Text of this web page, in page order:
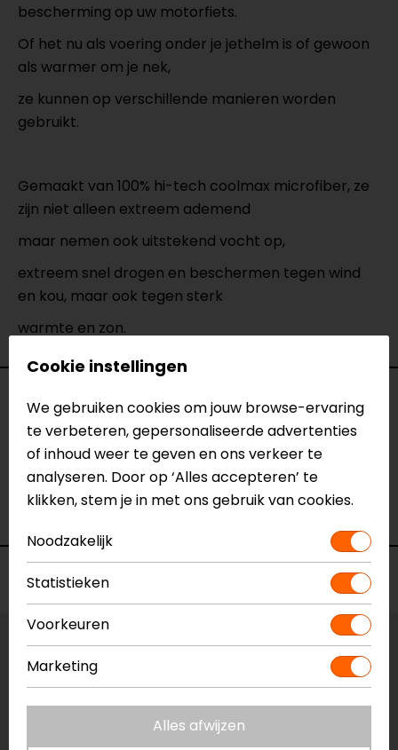
bescherming op uw motorfiets.
Of het nu als voering onder je jethelm is of gewoon
als warmer om je nek,
ze kunnen op verschillende manieren worden
gebruikt.
Gemaakt van 100% hi-tech coolmax microfiber, ze
zijn niet alleen extreem ademend
maar nemen ook uitstekend vocht op,
extreem snel drogen en beschermen tegen wind
en kou, maar ook tegen sterk
warmte en zon.
Specificaties
Naam
Red Flash Motorkol
Model
JDT7014
Merk
John Doe
Zwart-Wit-Oranje
Voorraad
Vestiging Apeldoorn
Niet op voorraad
Vestiging Breda
Cookie instellingen
We gebruiken cookies om jouw browse-ervaring
te verbeteren, gepersonaliseerde advertenties
of inhoud weer te geven en ons verkeer te
analyseren. Door op ‘Alles accepteren’ te
klikken, stem je in met ons gebruik van cookies.
Noodzakelijk
Statistieken
Voorkeuren
Marketing
Alles afwijzen